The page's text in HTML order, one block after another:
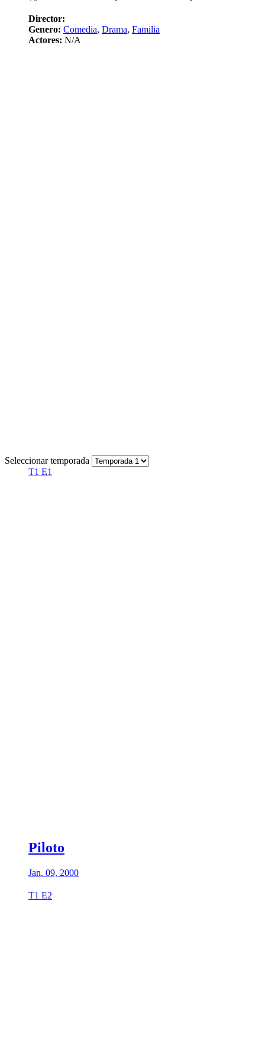
Director:
Genero: Comedia, Drama, Familia
Actores: N/A
Seleccionar temporada
T1 E1
Piloto
Jan. 09, 2000
T1 E2